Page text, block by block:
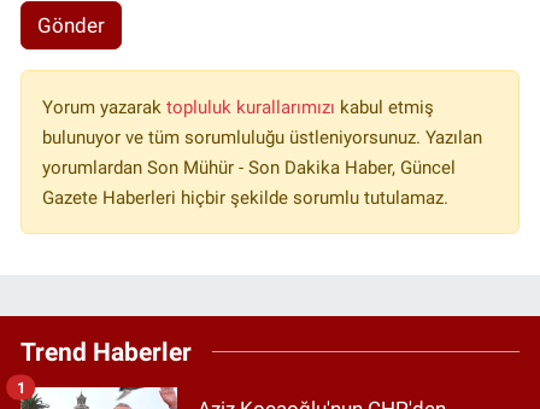
Gönder
Yorum yazarak topluluk kurallarımızı kabul etmiş
bulunuyor ve tüm sorumluluğu üstleniyorsunuz. Yazılan
yorumlardan Son Mühür - Son Dakika Haber, Güncel
Gazete Haberleri hiçbir şekilde sorumlu tutulamaz.
Trend Haberler
1